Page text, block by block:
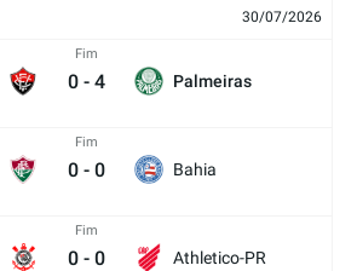
30/07/2026
Fim
0 - 4 Palmeiras
Fim
0 - 0 Bahia
Fim
0 - 0 Athletico-PR